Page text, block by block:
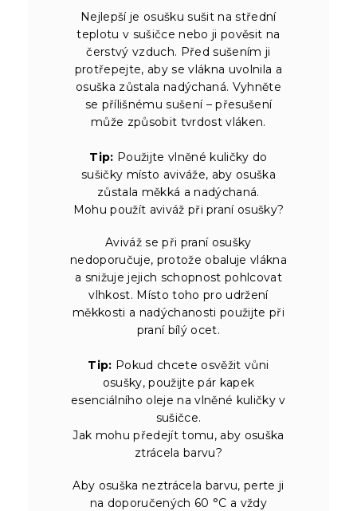
Nejlepší je osušku sušit na střední
teplotu v sušičce nebo ji pověsit na
čerstvý vzduch. Před sušením ji
protřepejte, aby se vlákna uvolnila a
osuška zůstala nadýchaná. Vyhněte
se přílišnému sušení – přesušení
může způsobit tvrdost vláken.
Tip: Použijte vlněné kuličky do
sušičky místo aviváže, aby osuška
zůstala měkká a nadýchaná.
Mohu použít aviváž při praní osušky?
Aviváž se při praní osušky
nedoporučuje, protože obaluje vlákna
a snižuje jejich schopnost pohlcovat
vlhkost. Místo toho pro udržení
měkkosti a nadýchanosti použijte při
praní bílý ocet.
Tip: Pokud chcete osvěžit vůni
osušky, použijte pár kapek
esenciálního oleje na vlněné kuličky v
sušičce.
Jak mohu předejít tomu, aby osuška
ztrácela barvu?
Aby osuška neztrácela barvu, perte ji
na doporučených 60 °C a vždy